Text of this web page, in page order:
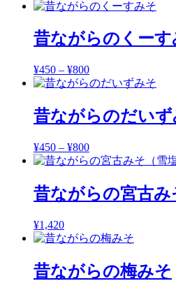
格
¥450
–
昔ながらのくーす
¥450 – ¥800価
格
¥450
–
昔ながらのだいず
¥450 – ¥800価
格
¥450
–
昔ながらの宮古み
¥1,420
昔ながらの梅みそ